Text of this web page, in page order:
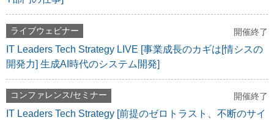
ライブウェビナー 開催終了
IT Leaders Tech Strategy LIVE [事業成長のカギは[情シスの
開発力] 生成AI時代のシステム開発]
コンファレンス/セミナー 開催終了
IT Leaders Tech Strategy [前提のゼロトラスト、不断のサイ